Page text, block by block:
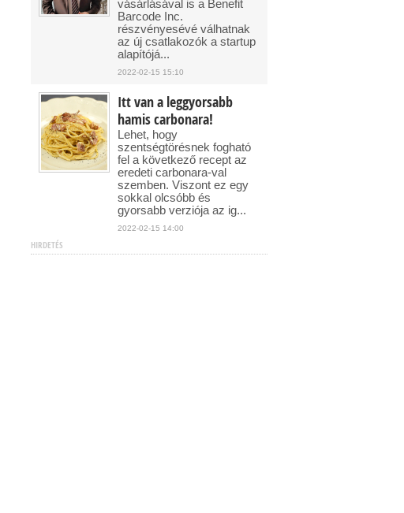
vásárlásával is a Benefit
Barcode Inc.
részvényesévé válhatnak
az új csatlakozók a startup
alapítójá...
2022-02-15 15:10
Itt van a leggyorsabb
hamis carbonara!
Lehet, hogy
szentségtörésnek fogható
fel a következő recept az
eredeti carbonara-val
szemben. Viszont ez egy
sokkal olcsóbb és
gyorsabb verziója az ig...
2022-02-15 14:00
HIRDETÉS